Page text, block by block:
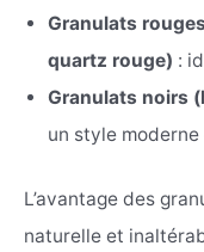
Granulats
quartz rouge) :
Granulats noirs
un style
L’avantage des
naturelle et